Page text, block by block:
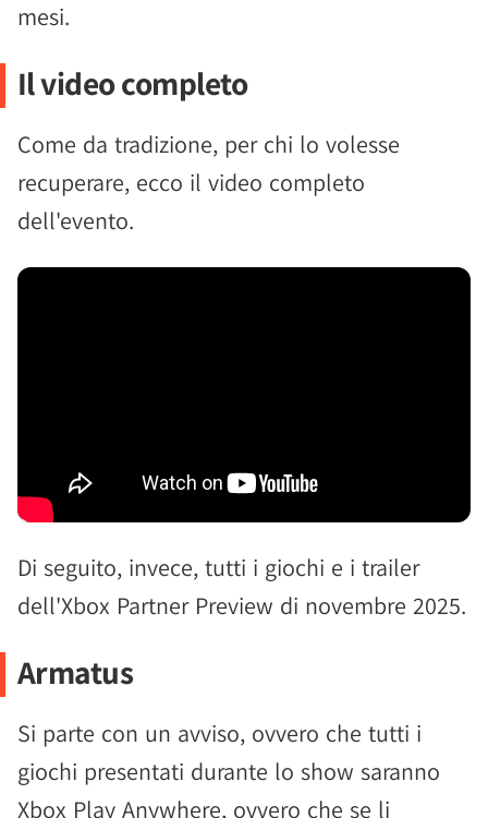
mesi.
Il video completo
Come da tradizione, per chi lo volesse
recuperare, ecco il video completo
dell'evento.
Di seguito, invece, tutti i giochi e i trailer
dell'Xbox Partner Preview di novembre 2025.
Armatus
Si parte con un avviso, ovvero che tutti i
giochi presentati durante lo show saranno
Xbox Play Anywhere, ovvero che se li